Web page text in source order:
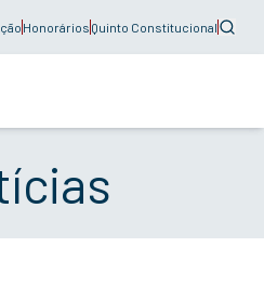
Honorários Quinto Constitucional